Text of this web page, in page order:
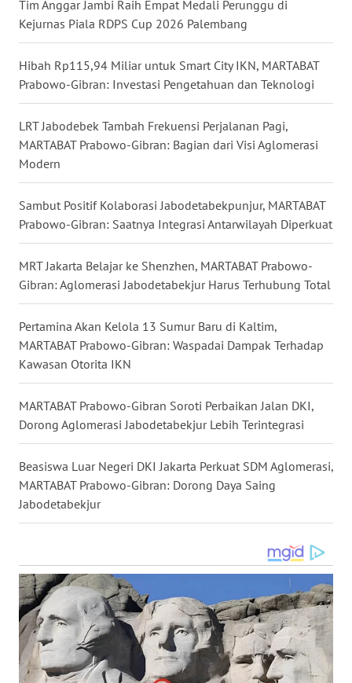
Tim Anggar Jambi Raih Empat Medali Perunggu di
Kejurnas Piala RDPS Cup 2026 Palembang
Hibah Rp115,94 Miliar untuk Smart City IKN, MARTABAT
Prabowo-Gibran: Investasi Pengetahuan dan Teknologi
LRT Jabodebek Tambah Frekuensi Perjalanan Pagi,
MARTABAT Prabowo-Gibran: Bagian dari Visi Aglomerasi
Modern
Sambut Positif Kolaborasi Jabodetabekpunjur, MARTABAT
Prabowo-Gibran: Saatnya Integrasi Antarwilayah Diperkuat
MRT Jakarta Belajar ke Shenzhen, MARTABAT Prabowo-
Gibran: Aglomerasi Jabodetabekjur Harus Terhubung Total
Pertamina Akan Kelola 13 Sumur Baru di Kaltim,
MARTABAT Prabowo-Gibran: Waspadai Dampak Terhadap
Kawasan Otorita IKN
MARTABAT Prabowo-Gibran Soroti Perbaikan Jalan DKI,
Dorong Aglomerasi Jabodetabekjur Lebih Terintegrasi
Beasiswa Luar Negeri DKI Jakarta Perkuat SDM Aglomerasi,
MARTABAT Prabowo-Gibran: Dorong Daya Saing
Jabodetabekjur
WN
MALUKU
WN
MALUT
WN
DAIRI
WN
DANAU
NIAS
WN
LANGKAT
TAPANULI
SELATAN
WN
TANJUNG
LESUNG
SIMALUNGUN
WN
LABUHANBATU